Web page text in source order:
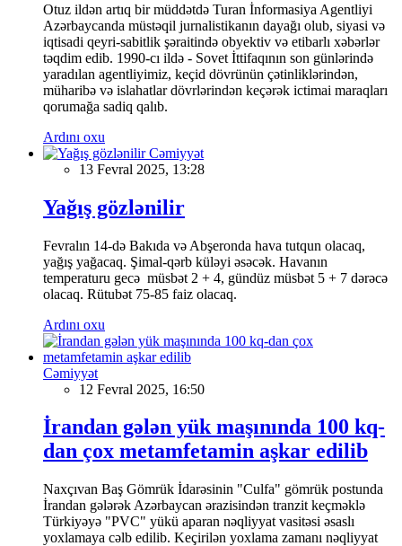
Otuz ildən artıq bir müddətdə Turan İnformasiya Agentliyi
Azərbaycanda müstəqil jurnalistikanın dayağı olub, siyasi və
iqtisadi qeyri-sabitlik şəraitində obyektiv və etibarlı xəbərlər
təqdim edib. 1990-cı ildə - Sovet İttifaqının son günlərində
yaradılan agentliyimiz, keçid dövrünün çətinliklərindən,
müharibə və islahatlar dövrlərindən keçərək ictimai maraqları
qorumağa sadiq qalıb.
Ardını oxu
Cəmiyyət
13 Fevral 2025, 13:28
Yağış gözlənilir
Fevralın 14-də Bakıda və Abşeronda hava tutqun olacaq,
yağış yağacaq. Şimal-qərb küləyi əsəcək. Havanın
temperaturu gecə müsbət 2 + 4, gündüz müsbət 5 + 7 dərəcə
olacaq. Rütubət 75-85 faiz olacaq.
Ardını oxu
Cəmiyyət
12 Fevral 2025, 16:50
İrandan gələn yük maşınında 100 kq-
dan çox metamfetamin aşkar edilib
Naxçıvan Baş Gömrük İdarəsinin "Culfa" gömrük postunda
İrandan gələrək Azərbaycan ərazisindən tranzit keçməklə
Türkiyəyə "PVC" yükü aparan nəqliyyat vasitəsi əsaslı
yoxlamaya cəlb edilib. Keçirilən yoxlama zamanı nəqliyyat